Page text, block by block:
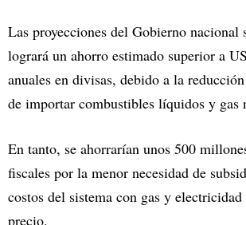
Las proyecciones del Gobierno nacional
logrará un ahorro estimado superior a
anuales en divisas, debido a la
de importar combustibles líquidos y gas
En tanto, se ahorrarían unos 500
fiscales por la menor necesidad de
costos del sistema con gas y
precio.